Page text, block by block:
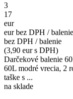
3
17
eur
eur bez DPH / balenie
bez DPH / balenie
(3,90 eur s DPH)
Darčekové balenie
60L modré vrecia, 2
taške s ...
na sklade